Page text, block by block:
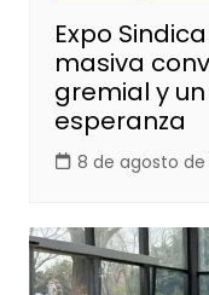
Expo
masiva
gremial y
esperanza
8 de agosto de